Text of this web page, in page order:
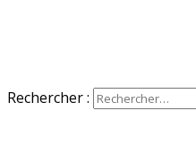
Rechercher :